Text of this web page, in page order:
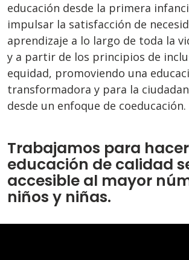
educación desde la primera
impulsar la satisfacción de
aprendizaje a lo largo de toda la
y a partir de los principios de
equidad, promoviendo una
transformadora y para la
desde un enfoque de coeducación.
Trabajamos para
educación de calidad
accesible al mayor
niños y niñas.